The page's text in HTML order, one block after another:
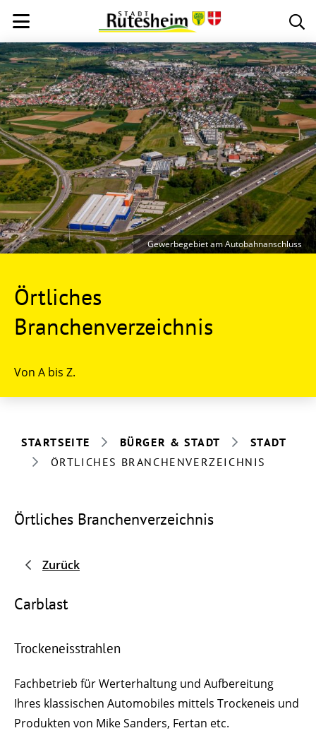
Örtliches
Branchenverzeichnis
Von A bis Z.
Gewerbegebiet am Autobahnanschluss
STARTSEITE BÜRGER & STADT
STADT
ÖRTLICHES BRANCHENVERZEICHNIS
Örtliches Branchenverzeichnis
Zurück
Carblast
Trockeneisstrahlen
Fachbetrieb für Werterhaltung und Aufbereitung
Ihres klassischen Automobiles mittels Trockeneis und
Produkten von Mike Sanders, Fertan etc.